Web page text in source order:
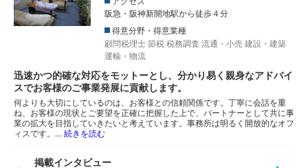
阪急・阪神新開地駅から徒歩４分
得意分野・得意業種
顧問税理士 節税 税務調査 流通・小売 建設・建築
運輸・物流
迅速かつ的確な対応をモットーとし、分かり易く親身なアドバイ
スでお客様のご事業発展に貢献します。
何よりも大切にしているのは、お客様との信頼関係です。丁寧に会話を重
ね、お客様の現状とご要望を正確に把握した上で、パートナーとして共に事
業の拡大を目指していきたいと考えています。事務所は明るく開放的なオフ
ィスです。… 続きを読む
掲載インタビュー